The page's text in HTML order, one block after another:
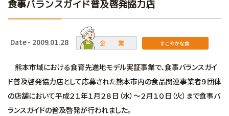
食事バランスガイド普及啓発協力店
Date - 2009.01.28 すこやかな食
熊本市域における食育先進地モデル実証事業で、食事バランスガイ
ド普及啓発協力店として応募された熊本市内の食品関連事業者９団体
の店舗において平成２１年１月２８日（水）〜２月１０日（火）まで食事バ
ランスガイドの普及啓発が行われました。